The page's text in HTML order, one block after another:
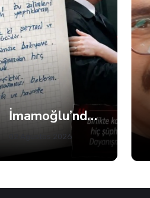
İmamoğlu’ndan Fatma Başkan’a Dayanışma Mektubu
02 Ağustos 2026